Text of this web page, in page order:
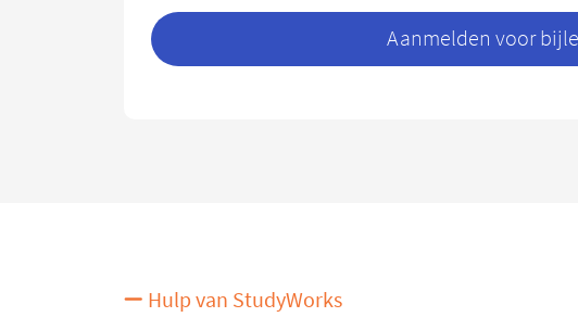
Aanmelden voor
Hulp van StudyWorks